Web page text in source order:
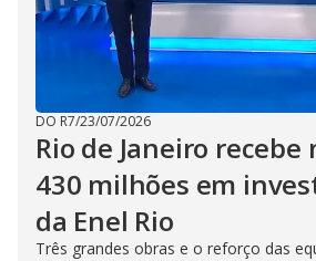
DO R7/23/07/2026
Rio de Janeiro recebe
430 milhões em
da Enel Rio
Três grandes obras e o reforço das